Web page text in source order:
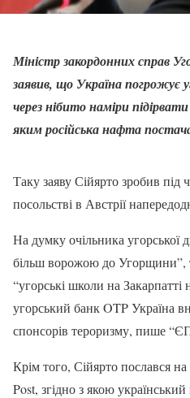
Міністр закордонних справ
заявив, що Україна погрожує
через нібито наміри
яким російська нафта
Таку заяву Сійярто зробив під
посольстві в Австрії
На думку очільника угорської
більш ворожою до Угорщини”,
“угорські школи на
угорський банк OTP Україна
спонсорів тероризму, пише
Крім того, Сійярто послався на
Post, згідно з якою